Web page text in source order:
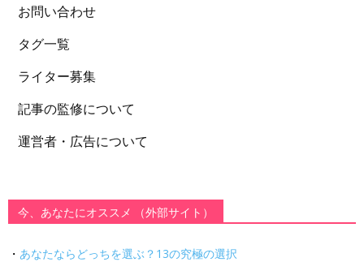
お問い合わせ
タグ一覧
ライター募集
記事の監修について
運営者・広告について
今、あなたにオススメ （外部サイト）
・ あなたならどっちを選ぶ？13の究極の選択